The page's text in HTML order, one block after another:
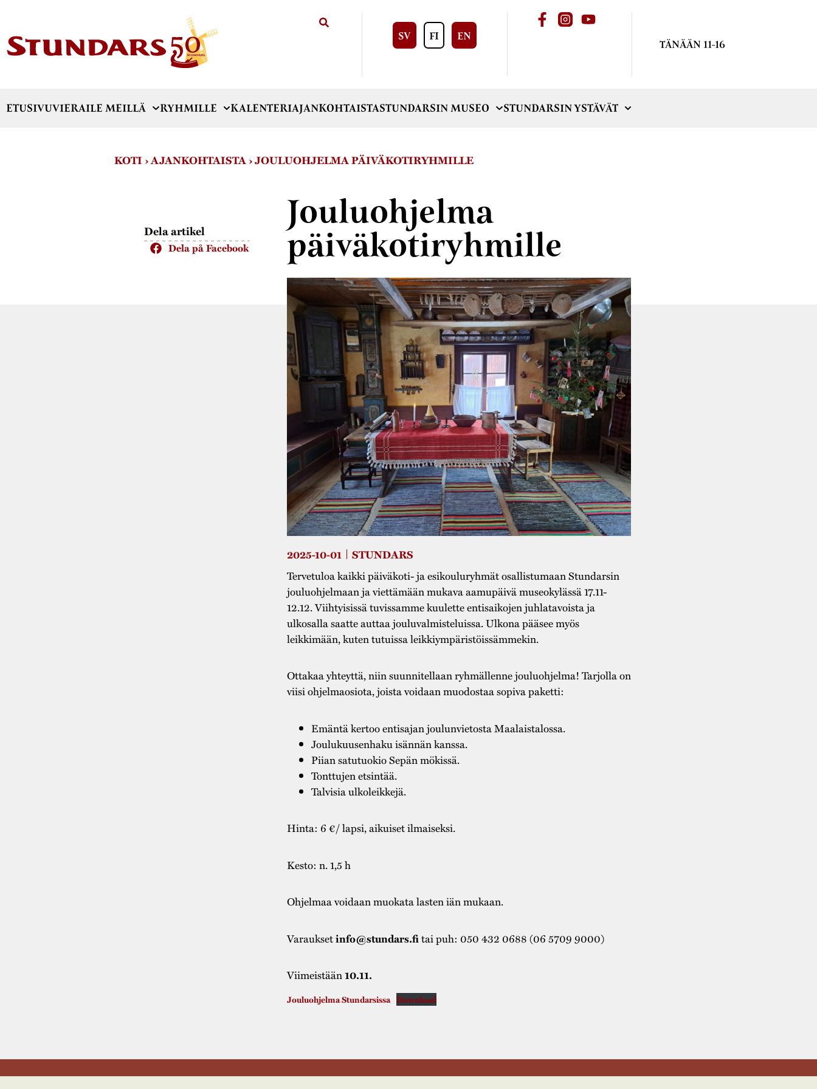
SV FI EN
TÄNÄÄN 11-16
ETUSIVUVIERAILE MEILLÄ RYHMILLE KALENTERIAJANKOHTAISTASTUNDARSIN MUSEO STUNDARSIN YSTÄVÄT
KOTI ›AJANKOHTAISTA›JOULUOHJELMA PÄIVÄKOTIRYHMILLE
Dela artikel
Dela på Facebook
Jouluohjelma
päiväkotiryhmille
2025-10-01
STUNDARS
Tervetuloa kaikki päiväkoti- ja esikouluryhmät osallistumaan Stundarsin
jouluohjelmaan ja viettämään mukava aamupäivä museokylässä 17.11-
12.12. Viihtyisissä tuvissamme kuulette entisaikojen juhlatavoista ja
ulkosalla saatte auttaa jouluvalmisteluissa. Ulkona pääsee myös
leikkimään, kuten tutuissa leikkiympäristöissämmekin.
Ottakaa yhteyttä, niin suunnitellaan ryhmällenne jouluohjelma! Tarjolla on
viisi ohjelmaosiota, joista voidaan muodostaa sopiva paketti:
Emäntä kertoo entisajan joulunvietosta Maalaistalossa.
Joulukuusenhaku isännän kanssa.
Piian satutuokio Sepän mökissä.
Tonttujen etsintää.
Talvisia ulkoleikkejä.
Hinta: 6 €/ lapsi, aikuiset ilmaiseksi.
Kesto: n. 1,5 h
Ohjelmaa voidaan muokata lasten iän mukaan.
Varauksetinfo@stundars.fitai puh: 050 432 0688 (06 5709 9000)
Viimeistään10.11.
Jouluohjelma Stundarsissa Download